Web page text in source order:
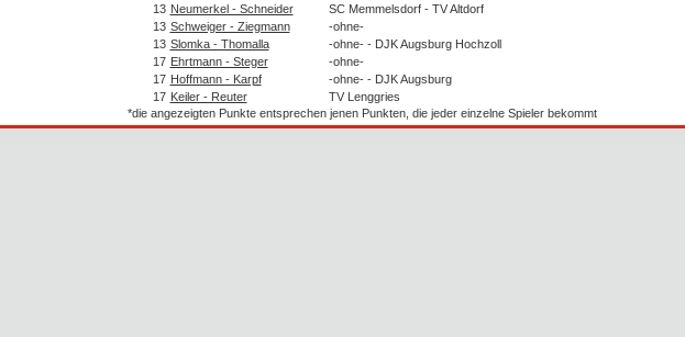
13 Neumerkel - Schneider
SC Memmelsdorf - TV Altdorf
13 Schweiger - Ziegmann
-ohne-
13 Slomka - Thomalla
-ohne- - DJK Augsburg Hochzoll
17 Ehrtmann - Steger
-ohne-
17 Hoffmann - Karpf
-ohne- - DJK Augsburg
17 Keiler - Reuter
TV Lenggries
*die angezeigten Punkte entsprechen jenen Punkten, die jeder einzelne Spieler bekommt